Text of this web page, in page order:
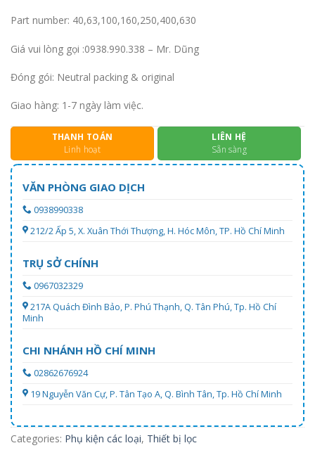
Part number: 40,63,100,160,250,400,630
Giá vui lòng gọi :0938.990.338 – Mr. Dũng
Đóng gói: Neutral packing & original
Giao hàng: 1-7 ngày làm việc.
THANH TOÁN
Linh hoạt
LIÊN HỆ
Sẵn sàng
VĂN PHÒNG GIAO DỊCH
0938990338
212/2 Ấp 5, X. Xuân Thới Thượng, H. Hóc Môn, TP. Hồ Chí Minh
TRỤ SỞ CHÍNH
0967032329
217A Quách Đình Bảo, P. Phú Thạnh, Q. Tân Phú, Tp. Hồ Chí
Minh
CHI NHÁNH HỒ CHÍ MINH
02862676924
19 Nguyễn Văn Cự, P. Tân Tạo A, Q. Bình Tân, Tp. Hồ Chí Minh
Categories: Phụ kiện các loại, Thiết bị lọc